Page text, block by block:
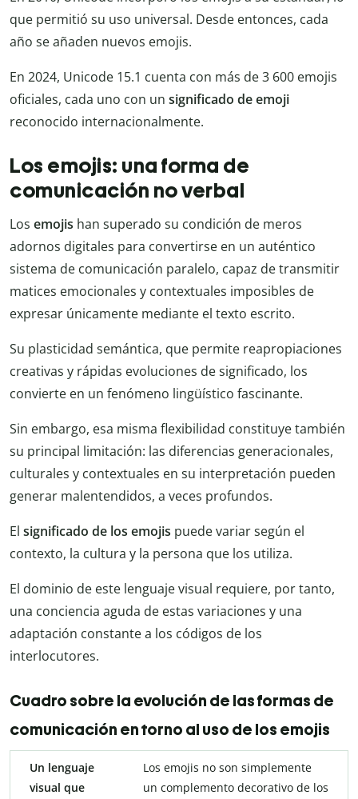
que permitió su uso universal. Desde entonces, cada
año se añaden nuevos emojis.
En 2024, Unicode 15.1 cuenta con más de 3 600 emojis
oficiales, cada uno con un significado de emoji
reconocido internacionalmente.
Los emojis: una forma de
comunicación no verbal
Los emojis han superado su condición de meros
adornos digitales para convertirse en un auténtico
sistema de comunicación paralelo, capaz de transmitir
matices emocionales y contextuales imposibles de
expresar únicamente mediante el texto escrito.
Su plasticidad semántica, que permite reapropiaciones
creativas y rápidas evoluciones de significado, los
convierte en un fenómeno lingüístico fascinante.
Sin embargo, esa misma flexibilidad constituye también
su principal limitación: las diferencias generacionales,
culturales y contextuales en su interpretación pueden
generar malentendidos, a veces profundos.
El significado de los emojis puede variar según el
contexto, la cultura y la persona que los utiliza.
El dominio de este lenguaje visual requiere, por tanto,
una conciencia aguda de estas variaciones y una
adaptación constante a los códigos de los
interlocutores.
Cuadro sobre la evolución de las formas de
comunicación en torno al uso de los emojis
Un lenguaje
visual que
Los emojis no son simplemente
un complemento decorativo de los